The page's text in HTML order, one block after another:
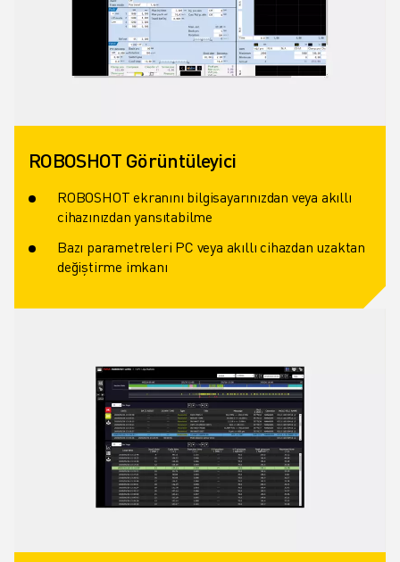
ROBOSHOT Görüntüleyici
ROBOSHOT ekranını bilgisayarınızdan veya akıllı
cihazınızdan yansıtabilme
Bazı parametreleri PC veya akıllı cihazdan uzaktan
değiştirme imkanı